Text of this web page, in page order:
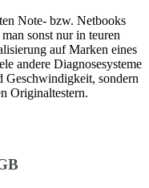
Note- bzw. Netbooks
sonst nur in teuren
auf Marken eines
andere Diagnosesysteme
Geschwindigkeit, sondern
Originaltestern.